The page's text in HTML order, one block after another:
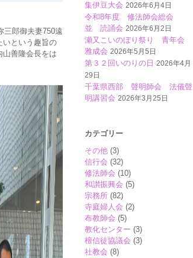
集伊豆大会 2026年6月4日
令和8年度 修法師会総会
並 読誦会 2026年6月2日
瀬又こいのぼり祭り 青年会
雅成会 2026年5月5日
第３２回いのりの日 2026年4月
29日
千葉県西部 聲明師会 法儀聲
明講習会 2026年3月25日
カテゴリー
その他 (3)
信行会 (32)
修法師会 (10)
和讃振興会 (5)
宗務所 (82)
寺庭婦人会 (2)
布教師会 (5)
教化センター (3)
檀信徒協議会 (3)
社教会 (8)
郎御夫妻750遠
いという趣旨の
山善隆会長をは